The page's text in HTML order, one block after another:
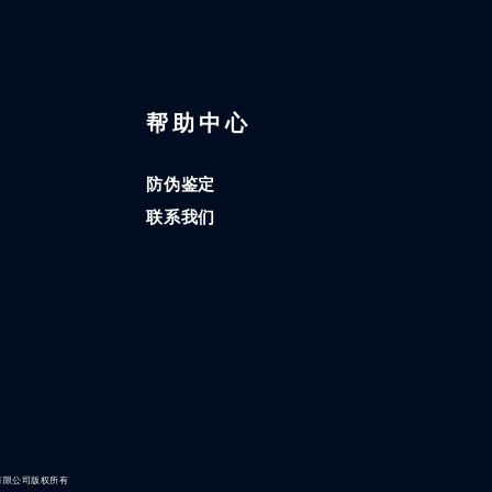
帮助中心
防伪鉴定
联系我们
限公司版权所有